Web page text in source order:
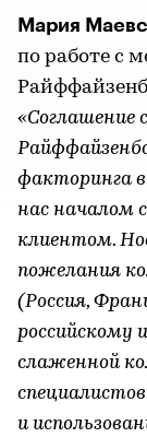
Мария
по работе с
«Соглашение
факторинга
нас началом
клиентом.
пожелания
(Россия,
российскому
слаженной
и